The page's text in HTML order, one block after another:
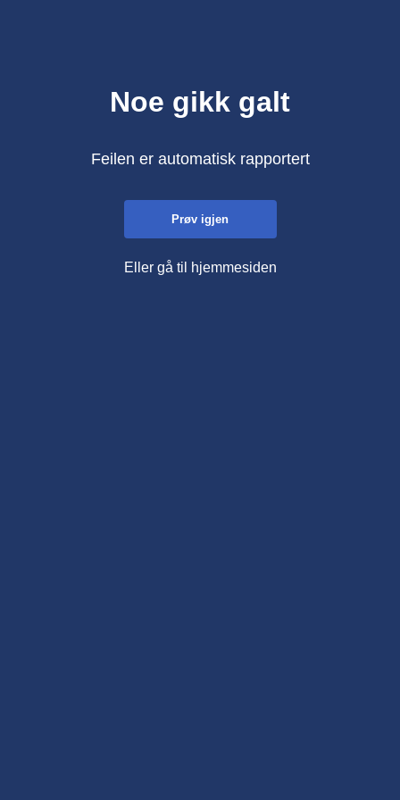
Noe gikk galt
Feilen er automatisk rapportert
Prøv igjen
Eller gå til hjemmesiden